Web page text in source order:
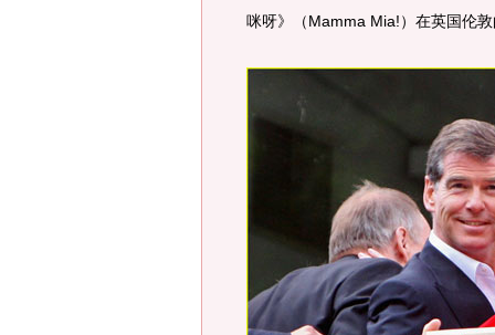
咪呀》（Mamma Mia!）在英国伦